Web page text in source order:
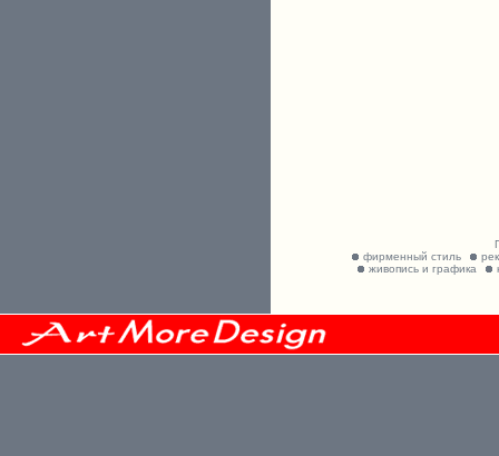
фирменный стиль
живопись и графика